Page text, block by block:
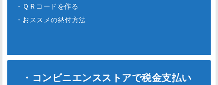
・ＱＲコードを作る
・おススメの納付方法
・コンビニエンスストアで税金支払い